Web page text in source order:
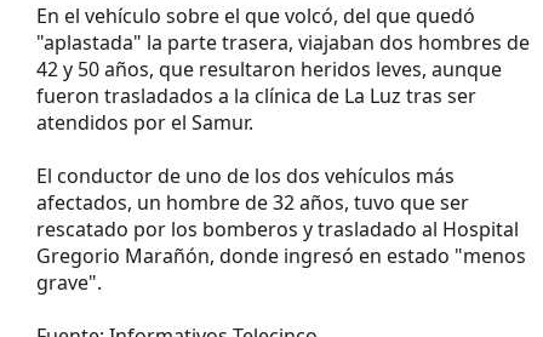
En el vehículo sobre el que volcó, del que quedó
"aplastada" la parte trasera, viajaban dos hombres de
42 y 50 años, que resultaron heridos leves, aunque
fueron trasladados a la clínica de La Luz tras ser
atendidos por el Samur.
El conductor de uno de los dos vehículos más
afectados, un hombre de 32 años, tuvo que ser
rescatado por los bomberos y trasladado al Hospital
Gregorio Marañón, donde ingresó en estado "menos
grave".